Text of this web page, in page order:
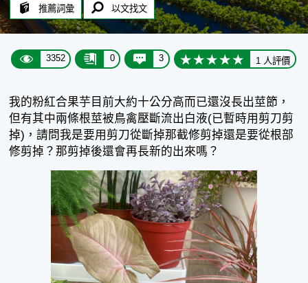
推薦詞彙 以文找文
3352 0 3 1 人評價
我的粉紅合果芋目前大約十公分高而已還沒長出莖節，
但有其中兩條根莖被鳥禽壓斷流出白液(已暫時用剪刀剪
掉)，請問我是要用剪刀從斷掉那截修剪掉還是要從根部
修剪掉？那剪掉後還會再長新的出來嗎？